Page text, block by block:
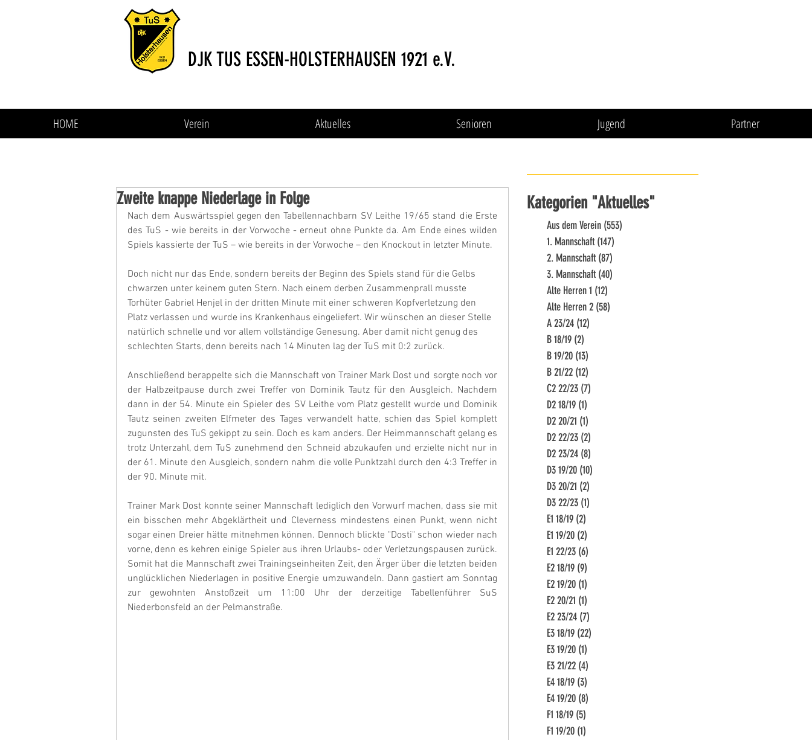
DJK TUS ESSEN-HOLSTERHAUSEN 1921 e.V.
HOME Verein Aktuelles Senioren Jugend Partner
Zweite knappe Niederlage in Folge
Nach dem Auswärtsspiel gegen den Tabellennachbarn SV Leithe 19/65 stand die Erste
des TuS - wie bereits in der Vorwoche - erneut ohne Punkte da. Am Ende eines wilden
Spiels kassierte der TuS – wie bereits in der Vorwoche – den Knockout in letzter Minute.
Doch nicht nur das Ende, sondern bereits der Beginn des Spiels stand für die Gelbs
chwarzen unter keinem guten Stern. Nach einem derben Zusammenprall musste
Torhüter Gabriel Henjel in der dritten Minute mit einer schweren Kopfverletzung den
Platz verlassen und wurde ins Krankenhaus eingeliefert. Wir wünschen an dieser Stelle
natürlich schnelle und vor allem vollständige Genesung. Aber damit nicht genug des
schlechten Starts, denn bereits nach 14 Minuten lag der TuS mit 0:2 zurück.
Anschließend berappelte sich die Mannschaft von Trainer Mark Dost und sorgte noch vor
der Halbzeitpause durch zwei Treffer von Dominik Tautz für den Ausgleich. Nachdem
dann in der 54. Minute ein Spieler des SV Leithe vom Platz gestellt wurde und Dominik
Tautz seinen zweiten Elfmeter des Tages verwandelt hatte, schien das Spiel komplett
zugunsten des TuS gekippt zu sein. Doch es kam anders. Der Heimmannschaft gelang es
trotz Unterzahl, dem TuS zunehmend den Schneid abzukaufen und erzielte nicht nur in
der 61. Minute den Ausgleich, sondern nahm die volle Punktzahl durch den 4:3 Treffer in
der 90. Minute mit.
Trainer Mark Dost konnte seiner Mannschaft lediglich den Vorwurf machen, dass sie mit
ein bisschen mehr Abgeklärtheit und Cleverness mindestens einen Punkt, wenn nicht
sogar einen Dreier hätte mitnehmen können. Dennoch blickte "Dosti" schon wieder nach
vorne, denn es kehren einige Spieler aus ihren Urlaubs- oder Verletzungspausen zurück.
Somit hat die Mannschaft zwei Trainingseinheiten Zeit, den Ärger über die letzten beiden
unglücklichen Niederlagen in positive Energie umzuwandeln. Dann gastiert am Sonntag
zur gewohnten Anstoßzeit um 11:00 Uhr der derzeitige Tabellenführer SuS
Niederbonsfeld an der Pelmanstraße.
Kategorien "Aktuelles"
Aus dem Verein (553)
1. Mannschaft (147)
2. Mannschaft (87)
3. Mannschaft (40)
Alte Herren 1 (12)
Alte Herren 2 (58)
A 23/24 (12)
B 18/19 (2)
B 19/20 (13)
B 21/22 (12)
C2 22/23 (7)
D2 18/19 (1)
D2 20/21 (1)
D2 22/23 (2)
D2 23/24 (8)
D3 19/20 (10)
D3 20/21 (2)
D3 22/23 (1)
E1 18/19 (2)
E1 19/20 (2)
E1 22/23 (6)
E2 18/19 (9)
E2 19/20 (1)
E2 20/21 (1)
E2 23/24 (7)
E3 18/19 (22)
E3 19/20 (1)
E3 21/22 (4)
E4 18/19 (3)
E4 19/20 (8)
F1 18/19 (5)
F1 19/20 (1)